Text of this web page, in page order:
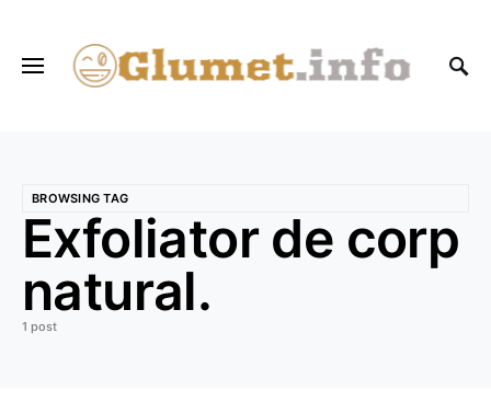
BROWSING TAG
Exfoliator de corp
natural.
1 post